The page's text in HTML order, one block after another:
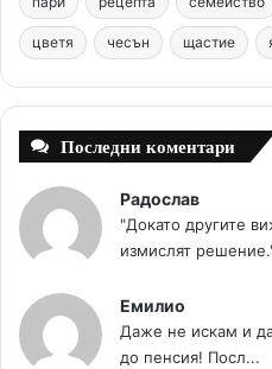
k
s
t
цветя чесън щастие
Последни коментари
Радослав
"Докато другите
измислят
Емилио
Даже не искам и
до пенсия! Посл...